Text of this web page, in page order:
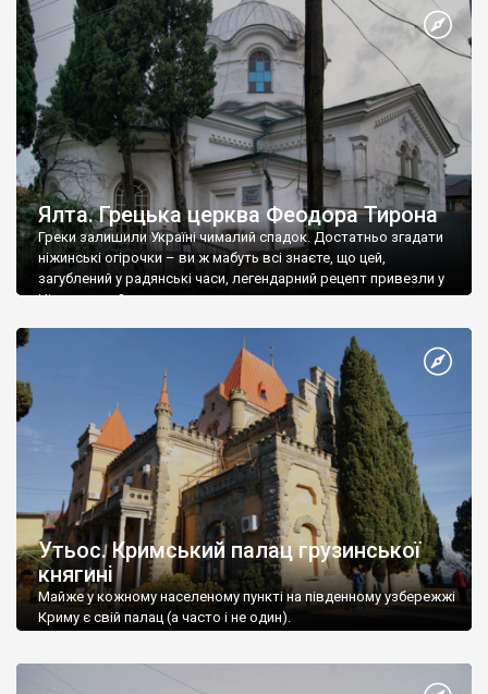
Ялта. Грецька церква Феодора Тирона
Греки залишили Україні чималий спадок. Достатньо згадати
ніжинські огірочки – ви ж мабуть всі знаєте, що цей,
загублений у радянські часи, легендарний рецепт привезли у
Ніжин греки?
Утьос. Кримський палац грузинської
княгині
Майже у кожному населеному пункті на південному узбережжі
Криму є свій палац (а часто і не один).